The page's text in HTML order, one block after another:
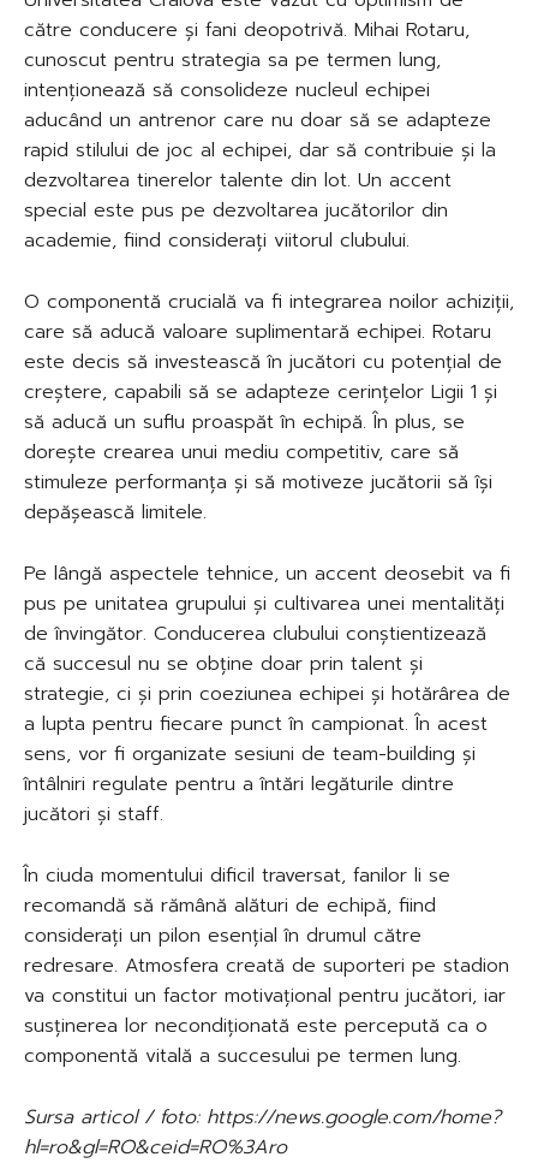
către conducere și fani deopotrivă. Mihai Rotaru,
cunoscut pentru strategia sa pe termen lung,
intenționează să consolideze nucleul echipei
aducând un antrenor care nu doar să se adapteze
rapid stilului de joc al echipei, dar să contribuie și la
dezvoltarea tinerelor talente din lot. Un accent
special este pus pe dezvoltarea jucătorilor din
academie, fiind considerați viitorul clubului.
O componentă crucială va fi integrarea noilor achiziții,
care să aducă valoare suplimentară echipei. Rotaru
este decis să investească în jucători cu potențial de
creștere, capabili să se adapteze cerințelor Ligii 1 și
să aducă un suflu proaspăt în echipă. În plus, se
dorește crearea unui mediu competitiv, care să
stimuleze performanța și să motiveze jucătorii să își
depășească limitele.
Pe lângă aspectele tehnice, un accent deosebit va fi
pus pe unitatea grupului și cultivarea unei mentalități
de învingător. Conducerea clubului conștientizează
că succesul nu se obține doar prin talent și
strategie, ci și prin coeziunea echipei și hotărârea de
a lupta pentru fiecare punct în campionat. În acest
sens, vor fi organizate sesiuni de team-building și
întâlniri regulate pentru a întări legăturile dintre
jucători și staff.
În ciuda momentului dificil traversat, fanilor li se
recomandă să rămână alături de echipă, fiind
considerați un pilon esențial în drumul către
redresare. Atmosfera creată de suporteri pe stadion
va constitui un factor motivațional pentru jucători, iar
susținerea lor necondiționată este percepută ca o
componentă vitală a succesului pe termen lung.
Sursa articol / foto: https://news.google.com/home?
hl=ro&gl=RO&ceid=RO%3Aro